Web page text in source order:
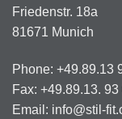
Friedenstr. 18a
81671 Munich
Phone: +49.89.13
Fax: +49.89.13.
Email: info@stil-